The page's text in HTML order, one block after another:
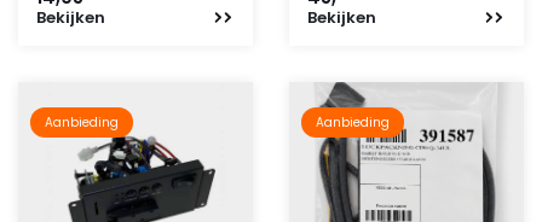
Bekijken Bekijken
Aanbieding Aanbieding